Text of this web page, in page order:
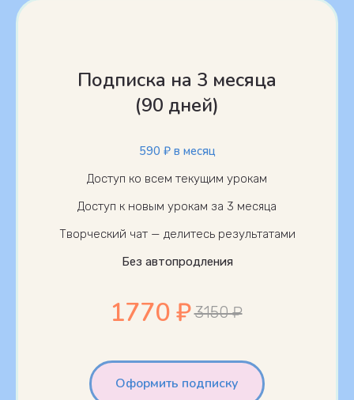
Подписка на 3 месяца
(90 дней)
590 ₽ в месяц
Доступ ко всем текущим урокам
Доступ к новым урокам за 3 месяца
Творческий чат — делитесь результатами
Без автопродления
1770 ₽3150 ₽
Оформить подписку